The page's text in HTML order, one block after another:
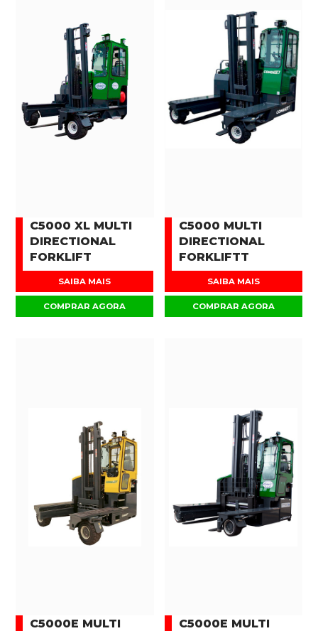
C5000 XL MULTI
DIRECTIONAL
FORKLIFT
SAIBA MAIS
COMPRAR AGORA
C5000 MULTI
DIRECTIONAL
FORKLIFTT
SAIBA MAIS
COMPRAR AGORA
C5000E MULTI
C5000E MULTI